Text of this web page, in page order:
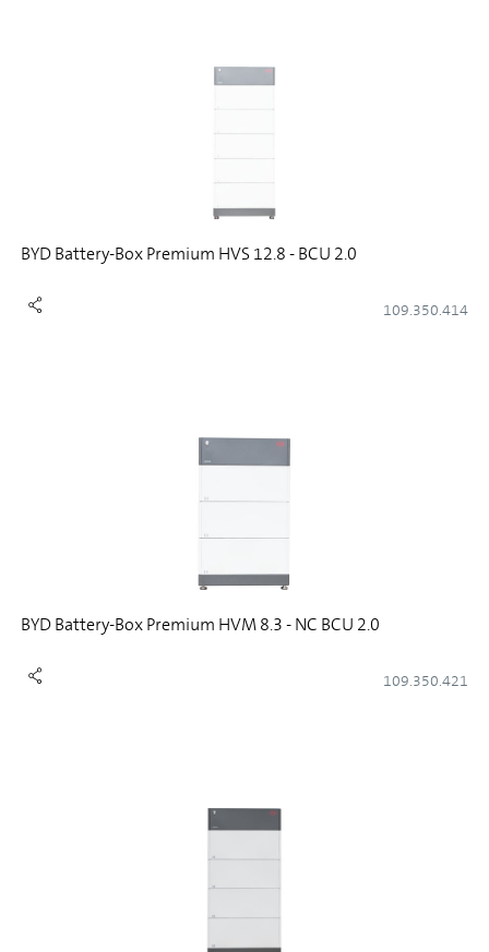
BYD Battery-Box Premium HVS 12.8 - BCU 2.0
109.350.414
BYD Battery-Box Premium HVM 8.3 - NC BCU 2.0
109.350.421